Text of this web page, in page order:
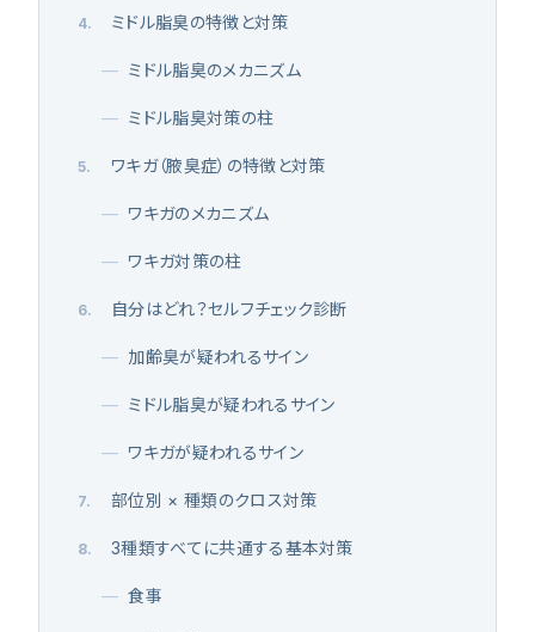
4. ミドル脂臭の特徴と対策
— ミドル脂臭のメカニズム
— ミドル脂臭対策の柱
5. ワキガ（腋臭症）の特徴と対策
— ワキガのメカニズム
— ワキガ対策の柱
6. 自分はどれ？セルフチェック診断
— 加齢臭が疑われるサイン
— ミドル脂臭が疑われるサイン
— ワキガが疑われるサイン
7. 部位別 × 種類のクロス対策
8. 3種類すべてに共通する基本対策
— 食事